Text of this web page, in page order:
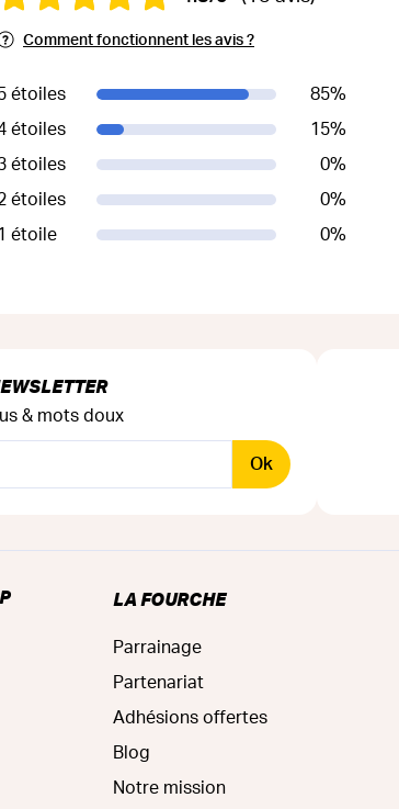
Comment fonctionnent les avis ?
étoiles 85%
étoiles
15%
étoiles
0%
étoiles
0%
étoile
0%
& mots doux
Ok
LA FOURCHE
Parrainage
Partenariat
Adhésions offertes
Blog
Notre mission